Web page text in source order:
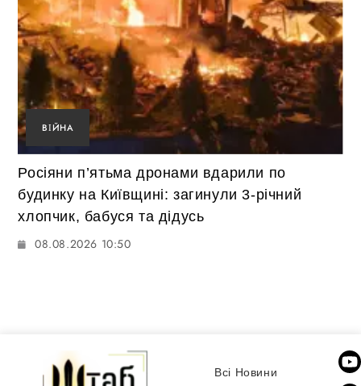
ВІЙНА
Росіяни п’ятьма дронами вдарили по
будинку на Київщині: загинули 3-річний
хлопчик, бабуся та дідусь
08.08.2026 10:50
Всі Новини